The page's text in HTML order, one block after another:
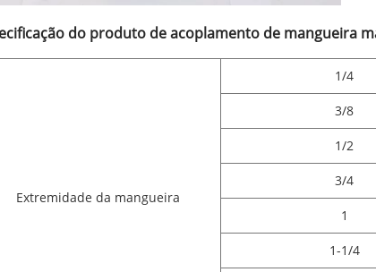
do produto de acoplamento de mangueira
Extremidade da mangueira
1/4
3/8
1/2
3/4
1
1-1/4